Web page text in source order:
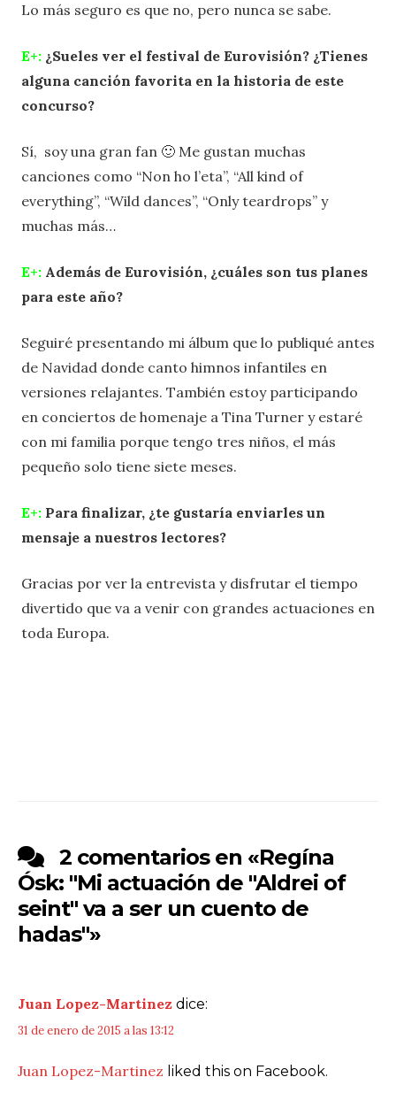
Lo más seguro es que no, pero nunca se sabe.
E+: ¿Sueles ver el festival de Eurovisión? ¿Tienes
alguna canción favorita en la historia de este
concurso?
Sí, soy una gran fan 🙂 Me gustan muchas
canciones como “Non ho l’eta”, “All kind of
everything”, “Wild dances”, “Only teardrops” y
muchas más…
E+: Además de Eurovisión, ¿cuáles son tus planes
para este año?
Seguiré presentando mi álbum que lo publiqué antes
de Navidad donde canto himnos infantiles en
versiones relajantes. También estoy participando
en conciertos de homenaje a Tina Turner y estaré
con mi familia porque tengo tres niños, el más
pequeño solo tiene siete meses.
E+: Para finalizar, ¿te gustaría enviarles un
mensaje a nuestros lectores?
Gracias por ver la entrevista y disfrutar el tiempo
divertido que va a venir con grandes actuaciones en
toda Europa.
2 comentarios en «Regína
Ósk: "Mi actuación de "Aldrei of
seint" va a ser un cuento de
hadas"»
Juan Lopez-Martinez dice:
31 de enero de 2015 a las 13:12
Juan Lopez-Martinez liked this on Facebook.